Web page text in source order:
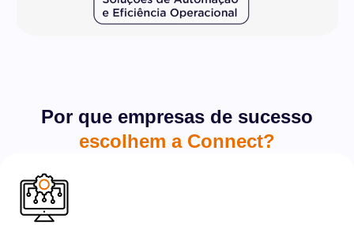
Por que empresas de sucesso
escolhem a Connect?